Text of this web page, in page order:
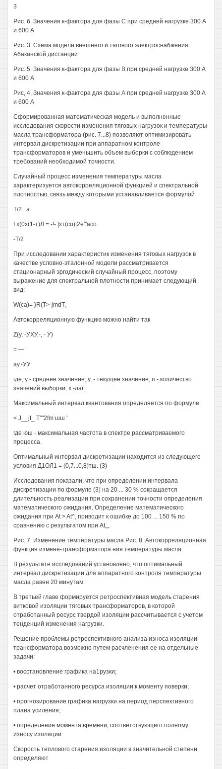
3
Рис. б. Значения к-фактора для фазы С при средней нагрузке 300 А
и 600 А
Рис. 3. Схема модели внешнего и тягового электроснабжения
Абаканской дистанции
Рис. 5. Значения к-фактора для фазы В при средней нагрузке 300 А
и 600 А
Рис, 4, Значения к-фактора для фазы А при средней нагрузке 300 А
и 600 А
Сформированная математическая модель и выполненные
исследования скорости изменения тяговых нагрузок и температуры
масла трансформатора (рис. 7...8) позволяют оптимизировать
интервал дискретизации при аппаратном контроле
трансформаторов и уменьшить объем выборки с соблюдением
требований необходимой точности.
Случайный процесс изменения температуры масла
характеризуется автокорреляционной функцией и спектральной
плотностью, связь между которыми устанавливается формулой
Т/2 . а
I х(0х(1-т)Л = -!- |хт(со)|2е'"асо.
-Т/2
При исследовании характеристик изменения тяговых нагрузок в
качестве условно-эталонной модели рассматривается
стационарный эргодический случайный процесс, поэтому
выражение для спектральной плотности принимает следующий
вид:
W(ca)= }R(T>-jmdT,
Автокорреляционную функцию можно найти так
Z(y, -УХУ,-, - У)
= —
ау.-УУ
где, у - среднее значение; у, - текущее значение; п - количество
значений выборки, х -лаг.
Максимальный интервал квантования определяется по формуле
< J__jt_ T""2fm шш '
где юш - максимальная частота в спектре рассматриваемого
процесса.
Оптимальный интервал дискретизации находится из следующего
условия Д1ОЛ1 = (0,7...0,8)тш. (3)
Исследования показали, что при определении интервала
дискретизации по формуле (3) на 20 ... 30 % сокращается
длительность реализации при сохранении точности определения
математического ожидания. Определение математического
ожидания при At > At^, приводит к ошибке до 100 ... 150 % по
сравнению с результатом при At„„.
Рис. 7. Изменение температуры масла Рис. 8. Автокорреляционная
функция измене-трансформатора ния температуры масла
В результате исследований установлено, что оптимальный
интервал дискретизации для аппаратного контроля температуры
масла равен 20 минутам.
В третьей главе формируется ретроспективная модель старения
витковой изоляции тяговых трансформаторов, в которой
отработанный ресурс твердой изоляции рассчитывается с учетом
тенденций изменения нагрузки.
Решение проблемы ретроспективного анализа износа изоляции
трансформатора возможно путем расчленения ее на отдельные
задачи:
• восстановление графика на1рузки;
• расчет отработанного ресурса изоляции к моменту поверки;
• прогнозирование графика нагрузки на период перспективного
плана усиления;
• определение момента времени, соответствующего полному
износу изоляции.
Скорость теплового старения изоляции в значительной степени
определяют